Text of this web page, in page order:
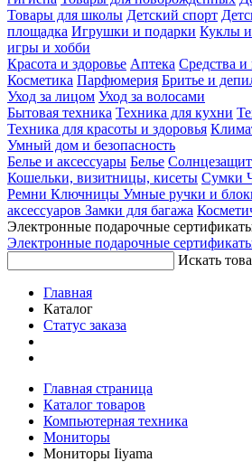
Товары для школы Детский спорт
площадка Игрушки и подарки Куклы
игры и хобби
Красота и здоровье Аптека Средства
Косметика Парфюмерия Бритье и
Уход за лицом Уход за волосами
Бытовая техника Техника для кухни
Техника для красоты и здоровья
Умный дом и безопасность
Белье и аксессуары Белье
Кошельки, визитницы, кисеты Сумки
Ремни Ключницы Умные ручки и
аксессуаров Замки для багажа
Электронные подарочные
Электронные подарочные
Искать
Главная
Каталог
Статус заказа
Главная страница
Каталог товаров
Компьютерная техника
Мониторы
Мониторы Iiyama